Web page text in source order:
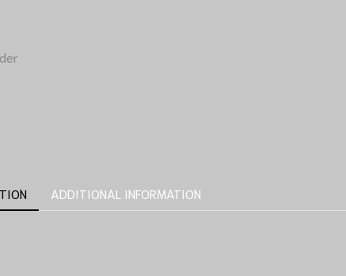
ADDITIONAL INFORMATION